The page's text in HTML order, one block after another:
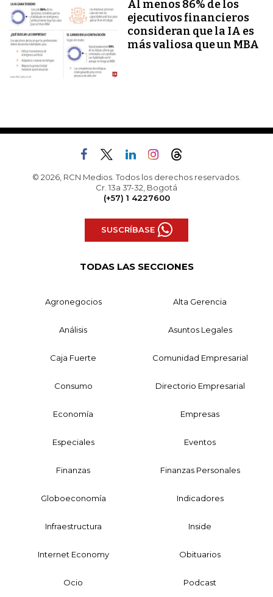
Al menos 86% de los
ejecutivos financieros
consideran que la IA es
más valiosa que un MBA
© 2026, RCN Medios. Todos los derechos reservados.
Cr. 13a 37-32, Bogotá
(+57) 1 4227600
SUSCRÍBASE
TODAS LAS SECCIONES
Agronegocios Alta Gerencia
Análisis Asuntos Legales
Caja Fuerte Comunidad Empresarial
Consumo Directorio Empresarial
Economía Empresas
Especiales Eventos
Finanzas Finanzas Personales
Globoeconomía Indicadores
Infraestructura Inside
Internet Economy Obituarios
Ocio Podcast